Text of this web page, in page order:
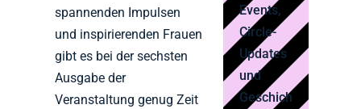
spannenden Impulsen
und inspirierenden Frauen
gibt es bei der sechsten
Ausgabe der
Veranstaltung genug Zeit
Events,
Circle-
Updates
und
Geschich